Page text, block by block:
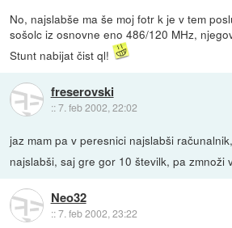
No, najslabše ma še moj fotr k je v tem
sošolc iz osnovne eno 486/120 MHz,
Stunt nabijat čist ql!
freserovski
::7. feb 2002, 22:02
jaz mam pa v peresnici najslabši
najslabši, saj gre gor 10 številk, pa zmnoži
Neo32
::7. feb 2002, 23:22